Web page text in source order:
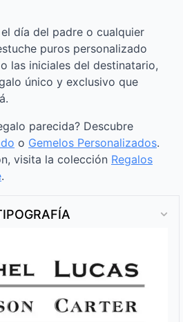
día del padre o cualquier
puros personalizado
las iniciales del destinatario,
único y exclusivo que
parecida? Descubre
o Gemelos Personalizados.
visita la colección Regalos
.